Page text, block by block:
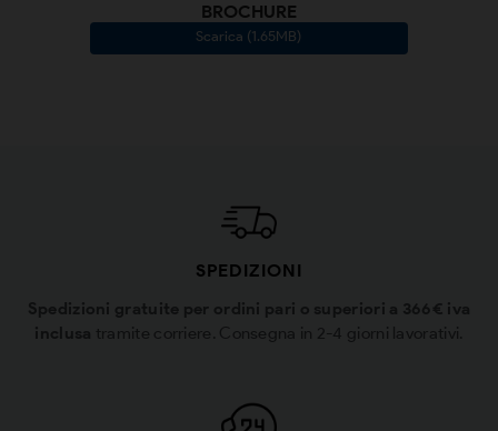
BROCHURE
Scarica (1.65MB)
SPEDIZIONI
Spedizioni gratuite per ordini pari o superiori a 366€ iva
inclusa tramite corriere. Consegna in 2-4 giorni lavorativi.